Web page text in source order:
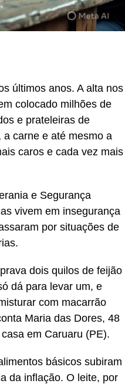
últimos anos. A alta nos
colocado milhões de
e prateleiras de
carne e até mesmo a
caros e cada vez mais
e Segurança
vivem em insegurança
por situações de
dois quilos de feijão
dá para levar um, e
com macarrão
Maria das Dores, 48
em Caruaru (PE).
básicos subiram
da inflação. O leite, por